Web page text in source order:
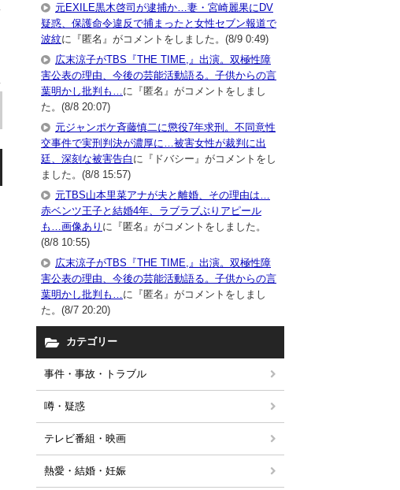
元EXILE黒木啓司が逮捕か…妻・宮崎麗果にDV
疑惑、保護命令違反で捕まったと女性セブン報道で
波紋に『匿名』がコメントをしました。(8/9 0:49)
広末涼子がTBS『THE TIME,』出演。双極性障
害公表の理由、今後の芸能活動語る。子供からの言
葉明かし批判も… に『匿名』がコメントをしまし
た。(8/8 20:07)
元ジャンポケ斉藤慎二に懲役7年求刑。不同意性
交事件で実刑判決が濃厚に…被害女性が裁判に出
廷、深刻な被害告白 に『ドバシー』がコメントをし
ました。(8/8 15:57)
元TBS山本里菜アナが夫と離婚、その理由は…
赤ベンツ王子と結婚4年、ラブラブぶりアピール
も…画像あり に『匿名』がコメントをしました。
(8/8 10:55)
広末涼子がTBS『THE TIME,』出演。双極性障
害公表の理由、今後の芸能活動語る。子供からの言
葉明かし批判も… に『匿名』がコメントをしまし
た。(8/7 20:20)
カテゴリー
事件・事故・トラブル
噂・疑惑
テレビ番組・映画
熱愛・結婚・妊娠